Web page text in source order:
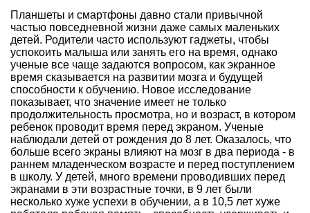
Планшеты и смартфоны давно стали привычной
частью повседневной жизни даже самых маленьких
детей. Родители часто используют гаджеты, чтобы
успокоить малыша или занять его на время, однако
ученые все чаще задаются вопросом, как экранное
время сказывается на развитии мозга и будущей
способности к обучению. Новое исследование
показывает, что значение имеет не только
продолжительность просмотра, но и возраст, в котором
ребенок проводит время перед экраном. Ученые
наблюдали детей от рождения до 8 лет. Оказалось, что
больше всего экраны влияют на мозг в два периода - в
раннем младенческом возрасте и перед поступлением
в школу. У детей, много времени проводивших перед
экранами в эти возрастные точки, в 9 лет были
несколько хуже успехи в обучении, а в 10,5 лет хуже